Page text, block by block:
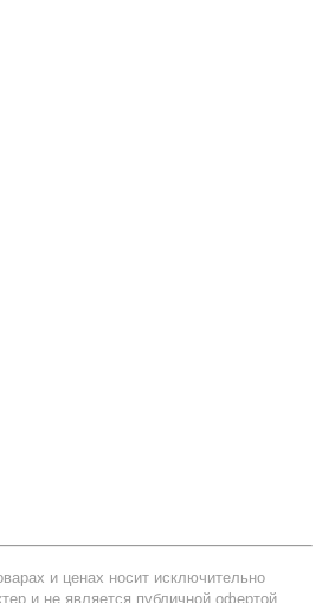
и ценах носит исключительно
и не является публичной офертой,